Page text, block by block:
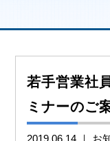
若手営業社
ミナーのご